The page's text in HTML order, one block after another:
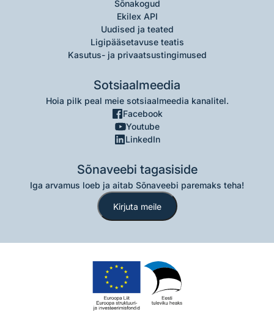
Sõnakogud
Ekilex API
Uudised ja teated
Ligipääsetavuse teatis
Kasutus- ja privaatsustingimused
Sotsiaalmeedia
Hoia pilk peal meie sotsiaalmeedia kanalitel.
Facebook
Youtube
LinkedIn
Sõnaveebi tagasiside
Iga arvamus loeb ja aitab Sõnaveebi paremaks teha!
Kirjuta meile